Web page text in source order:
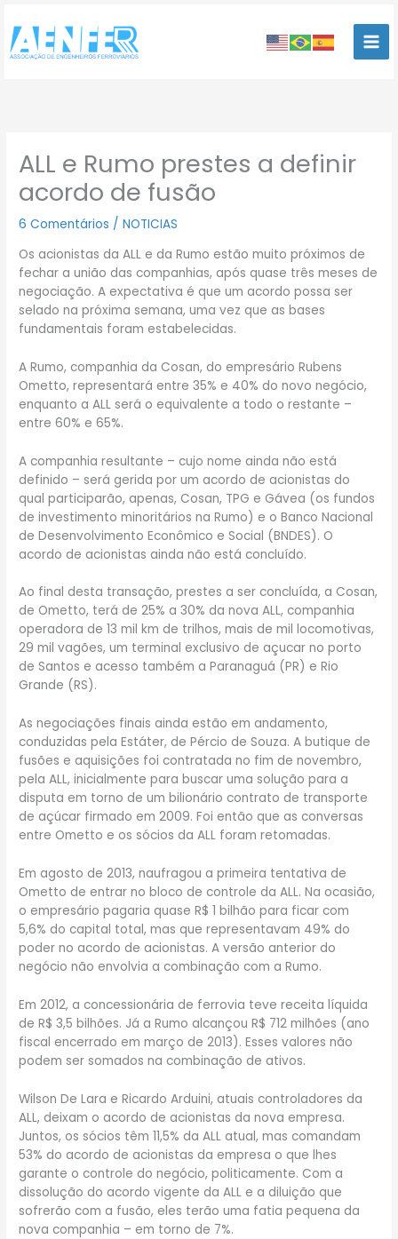
para
conteúdo
ALL e Rumo prestes a definir
acordo de fusão
6 Comentários /NOTICIAS
Os acionistas da ALL e da Rumo estão muito próximos de
fechar a união das companhias, após quase três meses de
negociação. A expectativa é que um acordo possa ser
selado na próxima semana, uma vez que as bases
fundamentais foram estabelecidas.
A Rumo, companhia da Cosan, do empresário Rubens
Ometto, representará entre 35% e 40% do novo negócio,
enquanto a ALL será o equivalente a todo o restante –
entre 60% e 65%.
A companhia resultante – cujo nome ainda não está
definido – será gerida por um acordo de acionistas do
qual participarão, apenas, Cosan, TPG e Gávea (os fundos
de investimento minoritários na Rumo) e o Banco Nacional
de Desenvolvimento Econômico e Social (BNDES). O
acordo de acionistas ainda não está concluído.
Ao final desta transação, prestes a ser concluída, a Cosan,
de Ometto, terá de 25% a 30% da nova ALL, companhia
operadora de 13 mil km de trilhos, mais de mil locomotivas,
29 mil vagões, um terminal exclusivo de açucar no porto
de Santos e acesso também a Paranaguá (PR) e Rio
Grande (RS).
As negociações finais ainda estão em andamento,
conduzidas pela Estáter, de Pércio de Souza. A butique de
fusões e aquisições foi contratada no fim de novembro,
pela ALL, inicialmente para buscar uma solução para a
disputa em torno de um bilionário contrato de transporte
de açúcar firmado em 2009. Foi então que as conversas
entre Ometto e os sócios da ALL foram retomadas.
Em agosto de 2013, naufragou a primeira tentativa de
Ometto de entrar no bloco de controle da ALL. Na ocasião,
o empresário pagaria quase R$ 1 bilhão para ficar com
5,6% do capital total, mas que representavam 49% do
poder no acordo de acionistas. A versão anterior do
negócio não envolvia a combinação com a Rumo.
Em 2012, a concessionária de ferrovia teve receita líquida
de R$ 3,5 bilhões. Já a Rumo alcançou R$ 712 milhões (ano
fiscal encerrado em março de 2013). Esses valores não
podem ser somados na combinação de ativos.
Wilson De Lara e Ricardo Arduini, atuais controladores da
ALL, deixam o acordo de acionistas da nova empresa.
Juntos, os sócios têm 11,5% da ALL atual, mas comandam
53% do acordo de acionistas da empresa o que lhes
garante o controle do negócio, politicamente. Com a
dissolução do acordo vigente da ALL e a diluição que
sofrerão com a fusão, eles terão uma fatia pequena da
nova companhia – em torno de 7%.